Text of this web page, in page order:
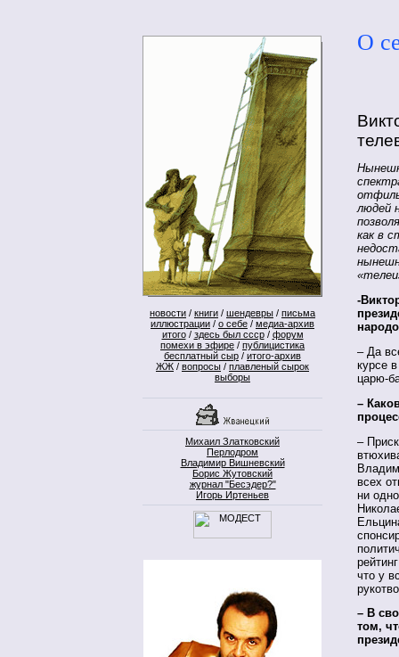
новости / книги / шендевры / письма
иллюстрации / о себе / медиа-архив
итого/ здесь был ссср/ форум
помехи в эфире / публицистика
бесплатный сыр / итого-архив
ЖЖ / вопросы / плавленый сырок
выборы
Михаил Златковский
Перлодром
Владимир Вишневский
Борис Жутовский
журнал "Бесэдер?"
Игорь Иртеньев
О
людей
как в
-
– Да
курсе
царю-
–
–
всех
ни
что у
– В
том,